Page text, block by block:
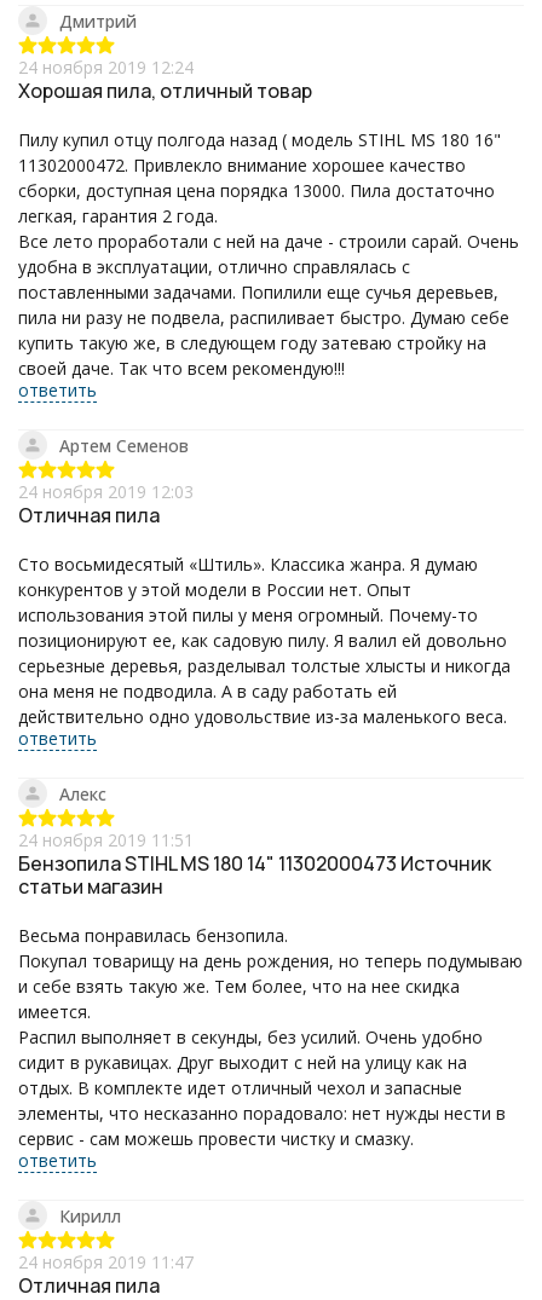
Дмитрий
24 ноября 2019 12:24
Хорошая пила, отличный товар
Пилу купил отцу полгода назад ( модель STIHL MS 180 16"
11302000472. Привлекло внимание хорошее качество
сборки, доступная цена порядка 13000. Пила достаточно
легкая, гарантия 2 года.
Все лето проработали с ней на даче - строили сарай. Очень
удобна в эксплуатации, отлично справлялась с
поставленными задачами. Попилили еще сучья деревьев,
пила ни разу не подвела, распиливает быстро. Думаю себе
купить такую же, в следующем году затеваю стройку на
своей даче. Так что всем рекомендую!!!
ответить
Артем Семенов
24 ноября 2019 12:03
Отличная пила
Сто восьмидесятый «Штиль». Классика жанра. Я думаю
конкурентов у этой модели в России нет. Опыт
использования этой пилы у меня огромный. Почему-то
позиционируют ее, как садовую пилу. Я валил ей довольно
серьезные деревья, разделывал толстые хлысты и никогда
она меня не подводила. А в саду работать ей
действительно одно удовольствие из-за маленького веса.
ответить
Алекс
24 ноября 2019 11:51
Бензопила STIHL MS 180 14" 11302000473 Источник
статьи магазин
Весьма понравилась бензопила.
Покупал товарищу на день рождения, но теперь подумываю
и себе взять такую же. Тем более, что на нее скидка
имеется.
Распил выполняет в секунды, без усилий. Очень удобно
сидит в рукавицах. Друг выходит с ней на улицу как на
отдых. В комплекте идет отличный чехол и запасные
элементы, что несказанно порадовало: нет нужды нести в
сервис - сам можешь провести чистку и смазку.
ответить
Кирилл
24 ноября 2019 11:47
Отличная пила